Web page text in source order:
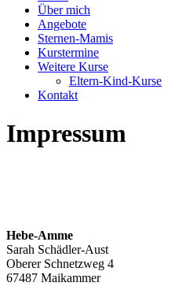
Über mich
Angebote
Sternen-Mamis
Kurstermine
Weitere Kurse
Eltern-Kind-Kurse
Kontakt
Impressum
Hebe-Amme
Sarah Schädler-Aust
Oberer Schnetzweg 4
67487 Maikammer